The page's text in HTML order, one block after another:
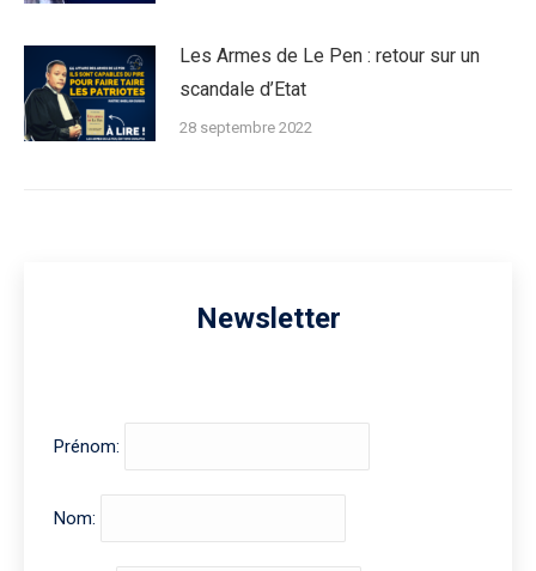
Les Armes de Le Pen : retour sur un
scandale d’Etat
28 septembre 2022
Newsletter
Prénom:
Nom: